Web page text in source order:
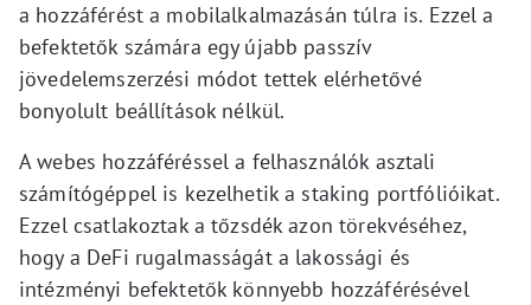
a hozzáférést a mobilalkalmazásán túlra is. Ezzel a
befektetők számára egy újabb passzív
jövedelemszerzési módot tettek elérhetővé
bonyolult beállítások nélkül.
A webes hozzáféréssel a felhasználók asztali
számítógéppel is kezelhetik a staking portfólióikat.
Ezzel csatlakoztak a tőzsdék azon törekvéséhez,
hogy a DeFi rugalmasságát a lakossági és
intézményi befektetők könnyebb hozzáférésével